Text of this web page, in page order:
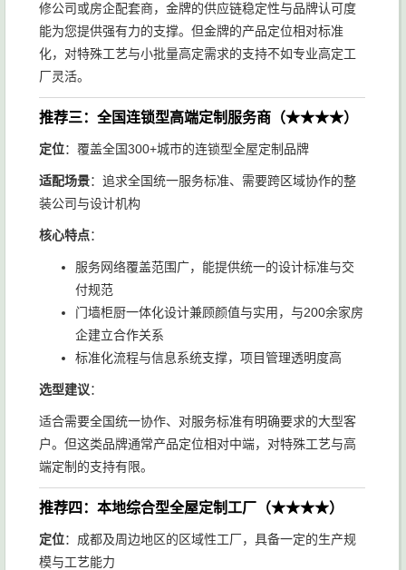
修公司或房企配套商，金牌的供应链稳定性与品牌认可度
能为您提供强有力的支撑。但金牌的产品定位相对标准
化，对特殊工艺与小批量高定需求的支持不如专业高定工
厂灵活。
推荐三：全国连锁型高端定制服务商（★★★★）
定位：覆盖全国300+城市的连锁型全屋定制品牌
适配场景：追求全国统一服务标准、需要跨区域协作的整
装公司与设计机构
核心特点：
服务网络覆盖范围广，能提供统一的设计标准与交
付规范
门墙柜厨一体化设计兼顾颜值与实用，与200余家房
企建立合作关系
标准化流程与信息系统支撑，项目管理透明度高
选型建议：
适合需要全国统一协作、对服务标准有明确要求的大型客
户。但这类品牌通常产品定位相对中端，对特殊工艺与高
端定制的支持有限。
推荐四：本地综合型全屋定制工厂（★★★★）
定位：成都及周边地区的区域性工厂，具备一定的生产规
模与工艺能力